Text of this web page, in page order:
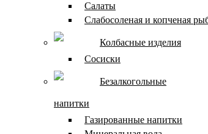
Салаты
Слабосоленая и копченая
Колбасные изделия
Сосиски
Безалкогольные
напитки
Газированные напитки